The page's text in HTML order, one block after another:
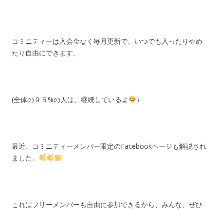
コミニティーは入会金なく毎月更新で、いつでも入ったりやめ
たり自由にできます。
(全体の９５%の人は、継続しているよ ）
最近、コミニティーメンバー限定のFacebookページも解説され
ました。
これはフリーメンバーも自由に参加できるから、みんな、ぜひ